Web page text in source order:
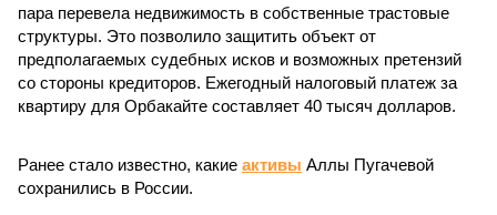
пара перевела недвижимость в собственные трастовые
структуры. Это позволило защитить объект от
предполагаемых судебных исков и возможных претензий
со стороны кредиторов. Ежегодный налоговый платеж за
квартиру для Орбакайте составляет 40 тысяч долларов.
Ранее стало известно, какие активы Аллы Пугачевой
сохранились в России.